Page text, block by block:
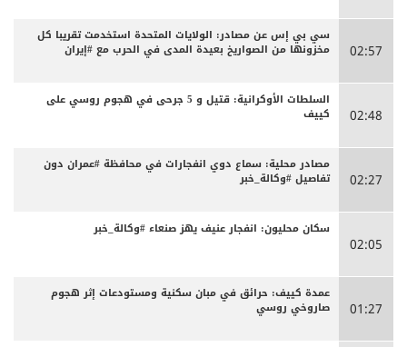
02:57
سي بي إس عن مصادر: الولايات المتحدة استخدمت تقريبا كل
مخزونها من الصواريخ بعيدة المدى في الحرب مع #إيران
02:48
السلطات الأوكرانية: قتيل و 5 جرحى في هجوم روسي على
كييف
02:27
مصادر محلية: سماع دوي انفجارات في محافظة #عمران دون
تفاصيل #وكالة_خبر
02:05
سكان محليون: انفجار عنيف يهز صنعاء #وكالة_خبر
01:27
عمدة كييف: حرائق في مبان سكنية ومستودعات إثر هجوم
صاروخي روسي